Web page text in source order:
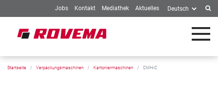
Jobs Kontakt Mediathek Aktuelles
Startseite Verpackungsmaschinen Kartoniermaschinen CMH-C